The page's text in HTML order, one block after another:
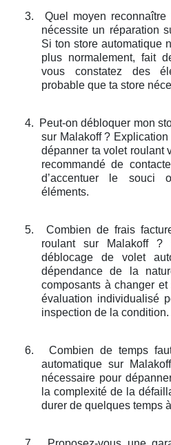
3.
Quel moyen
nécessite un réparation
Si ton store automatique
plus normalement, fait
vous constatez des
probable que ta store
4.
Peut-on débloquer mon
sur Malakoff ?
dépanner ta volet roulant
recommandé de
d’accentuer le souci
éléments.
5.
Combien de frais
roulant sur Malakoff
déblocage de volet
dépendance de la
composants à changer
évaluation individualisé
inspection de la condition.
6.
Combien de temps
automatique sur
nécessaire pour
la complexité de la
durer de quelques temps